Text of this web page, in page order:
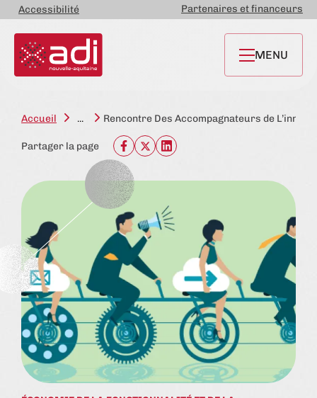
Accessibilité Partenaires et financeurs
MENU
Accueil ... Rencontre Des Accompagnateurs de
Partager la page